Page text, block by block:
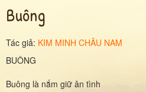
Buông
Tác giả: KIM MINH CHÂU NAM
BUÔNG
Buông là nắm giữ ân tình